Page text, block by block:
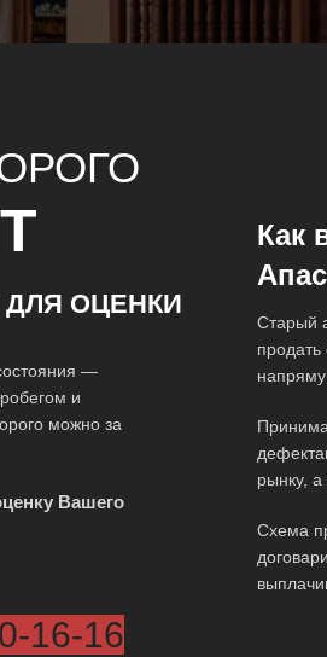
ОЦЕНКИ
—
и
можно за
Вашего
16-16
Как
Старый
рынку, а
Схема